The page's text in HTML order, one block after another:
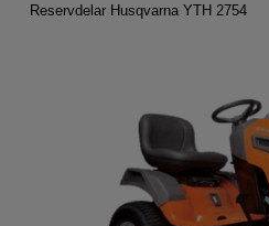
Reservdelar Husqvarna YTH 2754